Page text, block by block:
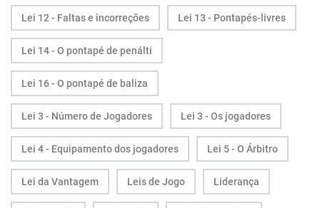
Lei 12 - Faltas e incorreções Lei 13 - Pontapés-livres
Lei 14 - O pontapé de penálti
Lei 16 - O pontapé de baliza
Lei 3 - Número de Jogadores Lei 3 - Os jogadores
Lei 4 - Equipamento dos jogadores Lei 5 - O Árbitro
Lei da Vantagem Leis de Jogo Liderança